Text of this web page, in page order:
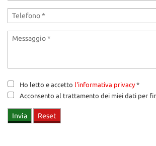
Ho letto e accetto l'informativa privacy*
Acconsento al trattamento dei miei dati per
le
attività
di
seguito
maggiori
informazioni
e
sul